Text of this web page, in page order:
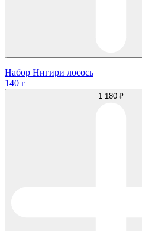
Набор Нигири лосось
140 г
1 180 ₽